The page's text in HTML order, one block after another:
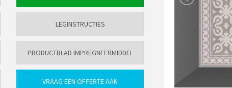
LEGINSTRUCTIES
PRODUCTBLAD IMPREGNEERMIDDEL
VRAAG EEN OFFERTE AAN